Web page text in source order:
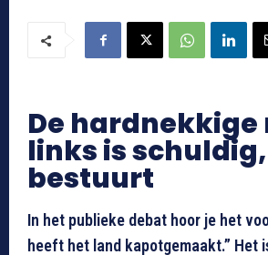
De
links is
bestuurt
In het publieke debat hoor je het
heeft het land kapotgemaakt.” Het